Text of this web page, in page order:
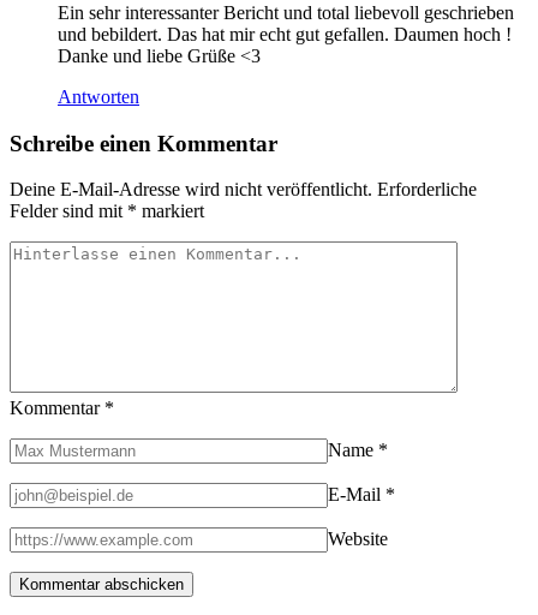
Ein sehr interessanter Bericht und total liebevoll geschrieben
und bebildert. Das hat mir echt gut gefallen. Daumen hoch !
Danke und liebe Grüße <3
Antworten
Schreibe einen Kommentar
Deine E-Mail-Adresse wird nicht veröffentlicht. Erforderliche
Felder sind mit * markiert
Kommentar *
Name *
E-Mail *
Website